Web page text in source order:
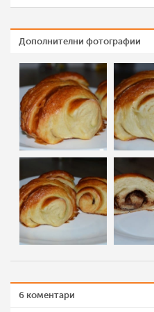
Дополнителни фотографии
6 коментари